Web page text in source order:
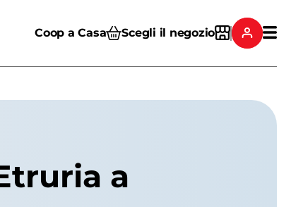
Coop a Casa Scegli il negozio
a